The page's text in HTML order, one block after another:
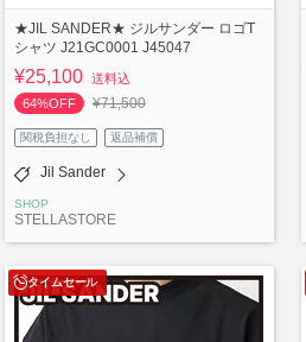
★JIL SANDER★ ジルサンダー ロゴT
シャツ J21GC0001 J45047
¥25,100 送料込
64%OFF
¥71,500
関税負担なし 返品補償
Jil Sander
SHOP
STELLASTORE
タイムセール